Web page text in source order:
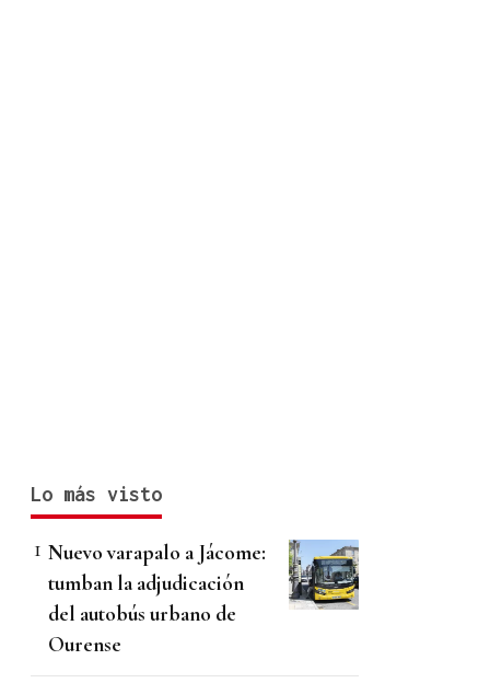
Lo más visto
Nuevo varapalo a Jácome:
tumban la adjudicación
del autobús urbano de
Ourense